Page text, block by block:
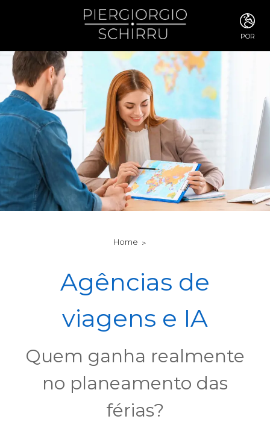
POR
SVE
POR
ARA
DUT
KOR
Home
Agências de
viagens e IA
Quem ganha realmente
no planeamento das
férias?